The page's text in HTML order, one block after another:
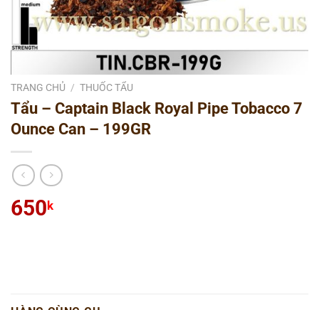
TRANG CHỦ / THUỐC TẨU
Tẩu – Captain Black Royal Pipe Tobacco 7
Ounce Can – 199GR
650 k